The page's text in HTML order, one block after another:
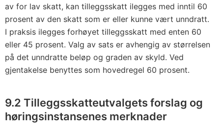
av for lav skatt, kan tilleggsskatt ilegges med inntil 60
prosent av den skatt som er eller kunne vært unndratt.
I praksis ilegges forhøyet tilleggsskatt med enten 60
eller 45 prosent. Valg av sats er avhengig av størrelsen
på det unndratte beløp og graden av skyld. Ved
gjentakelse benyttes som hovedregel 60 prosent.
9.2 Tilleggsskatteutvalgets forslag og
høringsinstansenes merknader